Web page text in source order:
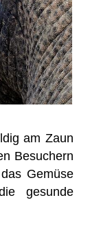
am Zaun
Besuchern
Gemüse
gesunde